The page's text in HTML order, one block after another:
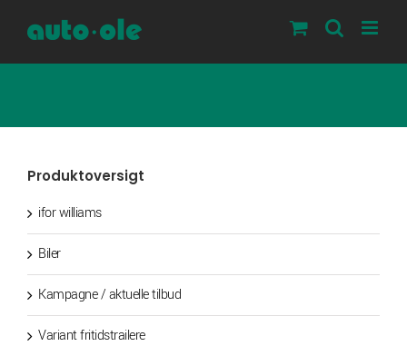
content
Produktoversigt
ifor williams
Biler
Kampagne / aktuelle tilbud
Variant fritidstrailere